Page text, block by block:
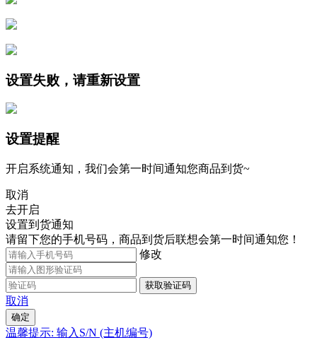
设置失败，请重新设置
设置提醒
开启系统通知，我们会第一时间通知您商品到货~
取消
去开启
设置到货通知
请留下您的手机号码，商品到货后联想会第一时间通知您！
修改
获取验证码
取消
确定
温馨提示: 输入S/N (主机编号)